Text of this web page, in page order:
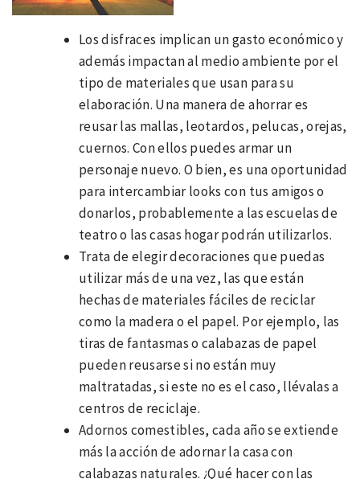
Los disfraces implican un gasto económico y
además impactan al medio ambiente por el
tipo de materiales que usan para su
elaboración. Una manera de ahorrar es
reusar las mallas, leotardos, pelucas, orejas,
cuernos. Con ellos puedes armar un
personaje nuevo. O bien, es una oportunidad
para intercambiar looks con tus amigos o
donarlos, probablemente a las escuelas de
teatro o las casas hogar podrán utilizarlos.
Trata de elegir decoraciones que puedas
utilizar más de una vez, las que están
hechas de materiales fáciles de reciclar
como la madera o el papel. Por ejemplo, las
tiras de fantasmas o calabazas de papel
pueden reusarse si no están muy
maltratadas, si este no es el caso, llévalas a
centros de reciclaje.
Adornos comestibles, cada año se extiende
más la acción de adornar la casa con
calabazas naturales. ¿Qué hacer con las